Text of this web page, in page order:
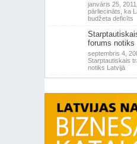
janvāris 25, 2011,
pārliecināts, ka
budžeta deficīts
forums notiks
septembris 4,
Starptautiskais
notiks Latvijā